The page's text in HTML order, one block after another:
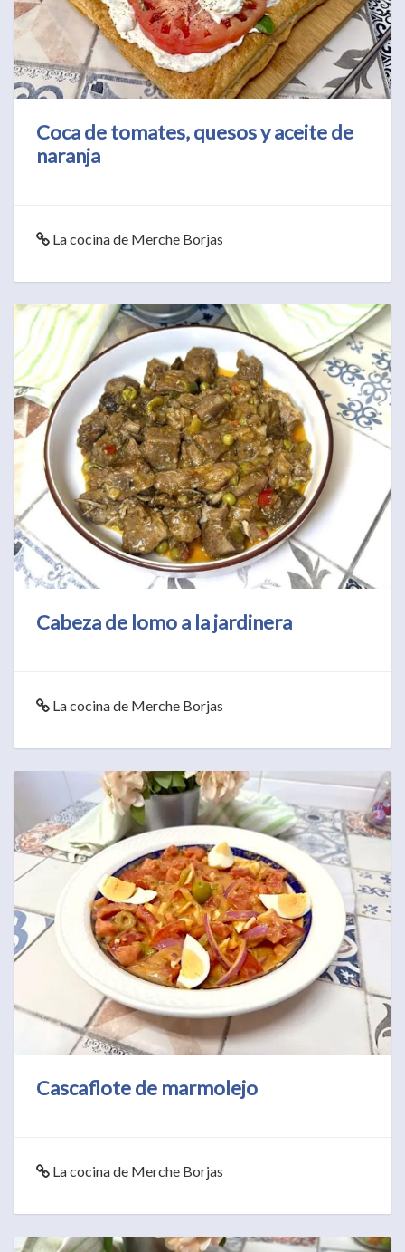
Coca de tomates, quesos y aceite de
naranja
La cocina de Merche Borjas
Cabeza de lomo a la jardinera
La cocina de Merche Borjas
Cascaflote de marmolejo
La cocina de Merche Borjas